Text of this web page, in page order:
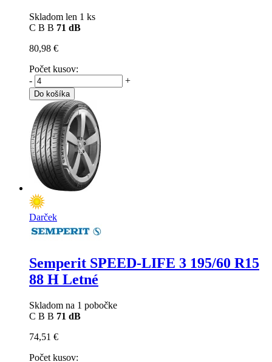
Skladom len 1 ks
C B B 71 dB
80,98 €
Počet kusov:
-
+
Do košíka
Darček
Semperit SPEED-LIFE 3 195/60 R15
88 H Letné
Skladom na 1 pobočke
C B B 71 dB
74,51 €
Počet kusov: